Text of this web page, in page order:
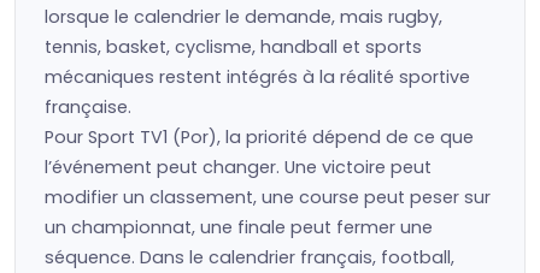
lorsque le calendrier le demande, mais rugby,
tennis, basket, cyclisme, handball et sports
mécaniques restent intégrés à la réalité sportive
française.
Pour Sport TV1 (Por), la priorité dépend de ce que
l’événement peut changer. Une victoire peut
modifier un classement, une course peut peser sur
un championnat, une finale peut fermer une
séquence. Dans le calendrier français, football,